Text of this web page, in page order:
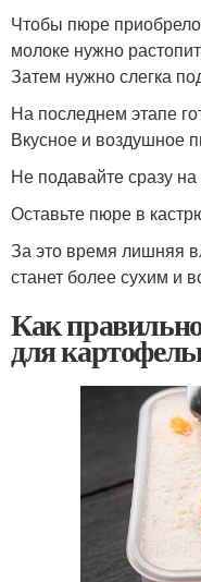
Чтобы пюре
молоке нужно
Затем нужно слегка
На последнем этапе
Вкусное и воздушное
Не подавайте сразу на
Оставьте пюре в
За это время лишняя
станет более сухим и
Как
для